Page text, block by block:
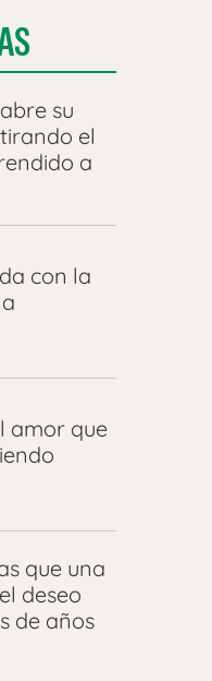
su
el
a
con la
amor que
que una
deseo
de años